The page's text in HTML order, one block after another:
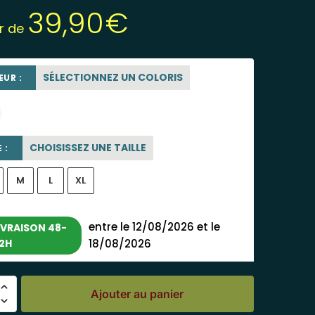
de 39,90€
: SÉLECTIONNEZ UN COLORIS
: CHOISISSEZ UNE TAILLE
M L XL
48-
entre le 12/08/2026 et le
18/08/2026
Ajouter au panier